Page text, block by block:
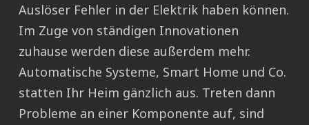
Auslöser Fehler in der Elektrik haben können.
Im Zuge von ständigen Innovationen
zuhause werden diese außerdem mehr.
Automatische Systeme, Smart Home und Co.
statten Ihr Heim gänzlich aus. Treten dann
Probleme an einer Komponente auf, sind